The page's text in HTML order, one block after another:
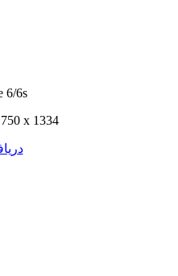
6/6s
x 1334